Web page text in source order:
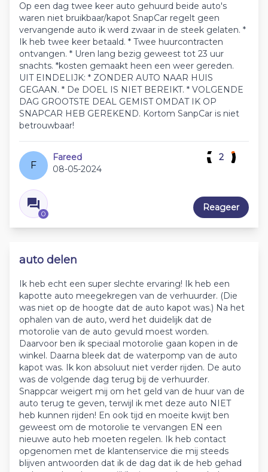
Op een dag twee keer auto gehuurd beide auto's
waren niet bruikbaar/kapot SnapCar regelt geen
vervangende auto ik werd zwaar in de steek gelaten. *
Ik heb twee keer betaald. * Twee huurcontracten
ontvangen. * Uren lang bezig geweest tot 23 uur
snachts. *kosten gemaakt heen een weer gereden.
UIT EINDELIJK: * ZONDER AUTO NAAR HUIS
GEGAAN. * De DOEL IS NIET BEREIKT. * VOLGENDE
DAG GROOTSTE DEAL GEMIST OMDAT IK OP
SNAPCAR HEB GEREKEND. Kortom SanpCar is niet
betrouwbaar!
F
Fareed
08-05-2024
0
2
Reageer
auto delen
Ik heb echt een super slechte ervaring! Ik heb een
kapotte auto meegekregen van de verhuurder. (Die
was niet op de hoogte dat de auto kapot was.) Na het
ophalen van de auto, werd het duidelijk dat de
motorolie van de auto gevuld moest worden.
Daarvoor ben ik speciaal motorolie gaan kopen in de
winkel. Daarna bleek dat de waterpomp van de auto
kapot was. Ik kon absoluut niet verder rijden. De auto
was de volgende dag terug bij de verhuurder.
Snappcar weigert mij om het geld van de huur van de
auto terug te geven, terwijl ik met deze auto NIET
heb kunnen rijden! En ook tijd en moeite kwijt ben
geweest om de motorolie te vervangen EN een
nieuwe auto heb moeten regelen. Ik heb contact
opgenomen met de klantenservice die mij steeds
blijven antwoorden dat ik de dag dat ik de heb gehad